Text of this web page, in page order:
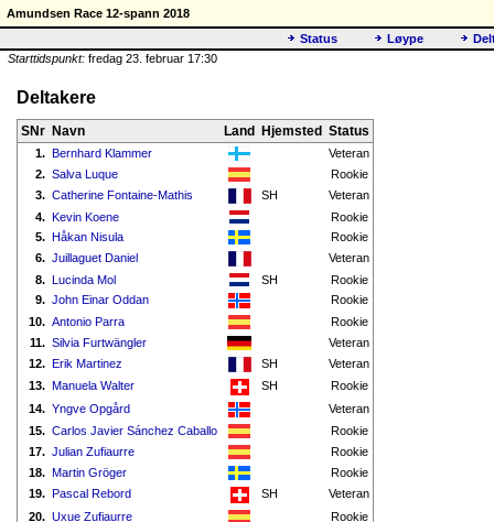
Amundsen Race 12-spann 2018
Status
Løype
Starttidspunkt: fredag 23. februar 17:30
Deltakere
SNr Navn Land Hjemsted Status
1. Bernhard Klammer
Veteran
2. Salva Luque
Rookie
3. Catherine Fontaine-Mathis SH
Veteran
4. Kevin Koene
Rookie
5. Håkan Nisula
Rookie
6. Juillaguet Daniel
Veteran
8. Lucinda Mol SH
Rookie
9. John Einar Oddan
Rookie
10. Antonio Parra
Rookie
11. Silvia Furtwängler
Veteran
12. Erik Martinez SH
Veteran
13. Manuela Walter SH
Rookie
14. Yngve Opgård
Veteran
15. Carlos Javier Sánchez Caballo
Rookie
17. Julian Zufiaurre
Rookie
18. Martin Gröger
Rookie
19. Pascal Rebord SH
Veteran
20. Uxue Zufiaurre
Rookie